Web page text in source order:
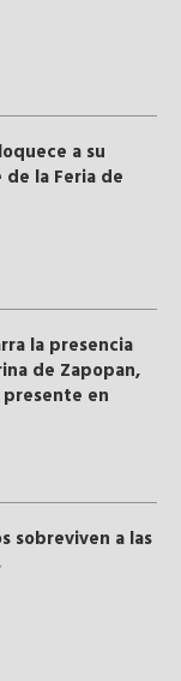
a su
la Feria de
la presencia
de Zapopan,
presente en
sobreviven a las